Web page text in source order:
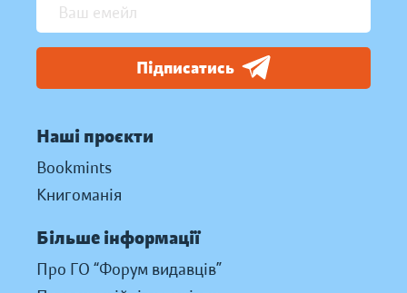
Підписатись
Наші проєкти
Bookmints
Книгоманія
Більше інформації
Про ГО “Форум видавців”